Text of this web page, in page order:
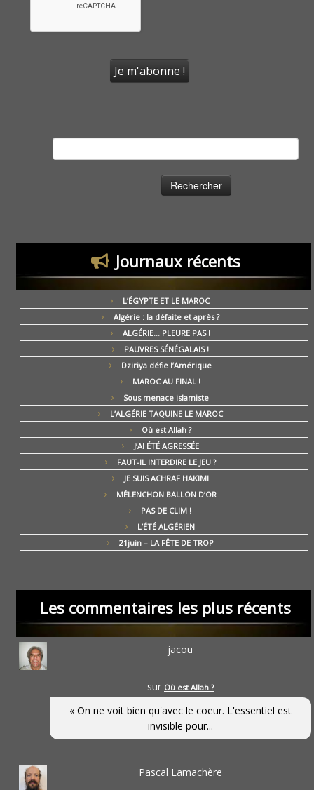
Journaux récents
L’ÉGYPTE ET LE MAROC
Algérie : la défaite et après ?
ALGÉRIE… PLEURE PAS !
PAUVRES SÉNÉGALAIS !
Dziriya défie l’Amérique
MAROC AU FINAL !
Sous menace islamiste
L’ALGÉRIE TAQUINE LE MAROC
Où est Allah ?
J’AI ÉTÉ AGRESSÉE
FAUT-IL INTERDIRE LE JEU ?
JE SUIS ACHRAF HAKIMI
MÉLENCHON BALLON D’OR
PAS DE CLIM !
L’ÉTÉ ALGÉRIEN
21juin – LA FÊTE DE TROP
Les commentaires les plus récents
jacou
sur Où est Allah ?
« On ne voit bien qu'avec le coeur. L'essentiel est
invisible pour...
Pascal Lamachère